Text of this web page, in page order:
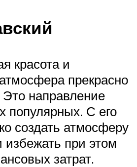
красота и
прекрасно
направление
популярных. С его
создать атмосферу
при этом
затрат.